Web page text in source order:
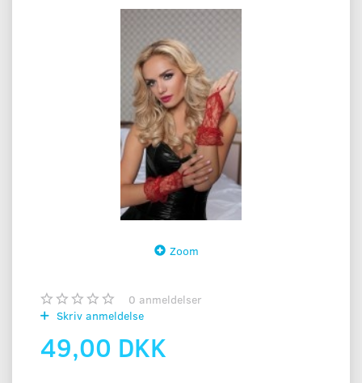
Zoom
0 anmeldelser
Skriv anmeldelse
49,00 DKK